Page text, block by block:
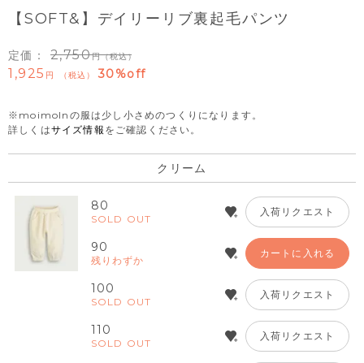
【SOFT&】デイリーリブ裏起毛パンツ
定価： 2,750 （税込）
1,925 税込 30%off
※moimolnの服は少し小さめのつくりになります。
詳しくはサイズ情報 をご確認ください。
クリーム
80
SOLD OUT
入荷リクエスト
90
残りわずか
カートに入れる
100
SOLD OUT
入荷リクエスト
110
SOLD OUT
入荷リクエスト